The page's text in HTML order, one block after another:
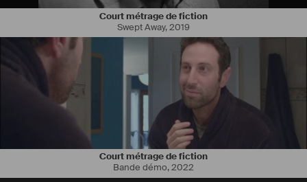
Court métrage de fiction
Swept Away,2019
Court métrage de fiction
Bande démo,2022
I trained in cinema in the Argentine capital, specializing in
photography and taking script writing workshops at the National
University of Arts UNA, at the ENERC Film School and the Argentine
film Industry Union SICA, as well as at the University of Lyon II and at
the Toulouse Film School ENSAV in France. I have participated in
several fiction short films as a cinematographer such as "Le contrat",
"Nova", "Nous", "Jefrrey et moi", the Romanian fiction feature film "la
mariée du mort" and an Ecuadorian documentary feature film "Pawkar
Pacha". I have written and directed the short films "khanchay
qhepanta" that participated in Short Film Corner Cannes 2019 and
"Une cloche". In december 2021, I will film as director of
photography, my first fiction feature film "Sur mon chemin" directed